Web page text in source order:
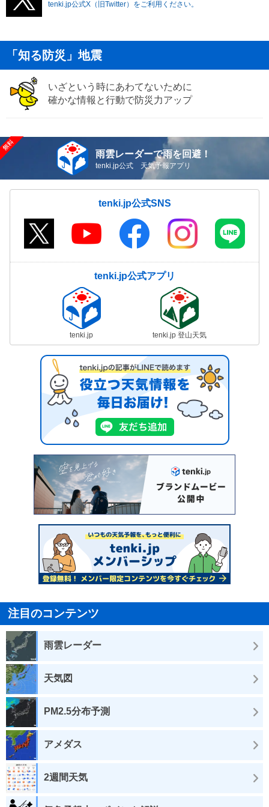
tenki.jp公式X（旧Twitter）をご利用ください。
「知る防災」地震
いざという時にあわてないために
確かな情報と行動で防災力アップ
雨雲レーダーで雨を回避！
tenki.jp公式 天気予報アプリ
tenki.jp公式SNS
tenki.jp公式アプリ
tenki.jp tenki.jp 登山天気
注目のコンテンツ
雨雲レーダー
天気図
PM2.5分布予測
アメダス
2週間天気